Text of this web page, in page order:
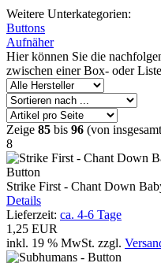
Weitere Unterkategorien:
Buttons
Aufnäher
Hier können Sie die
zwischen einer Box- oder
Zeige 85 bis 96 (von insgesamt
8
Strike First - Chant Down
Details
Lieferzeit: ca. 4-6 Tage
1,25 EUR
inkl. 19 % MwSt. zzgl.